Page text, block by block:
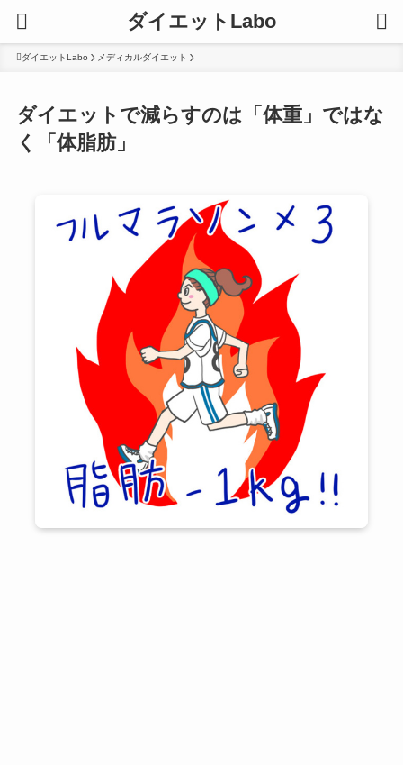
ダイエットLabo
ダイエットLabo メディカルダイエット
ダイエットで減らすのは「体重」ではな
く「体脂肪」